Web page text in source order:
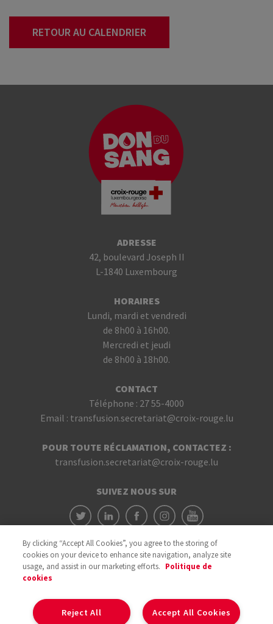
RETOUR AU CALENDRIER
ADRESSE
42, boulevard Joseph II
L-1840 Luxembourg
HORAIRES
Lundi, mardi et vendredi
de 8h00 à 16h00.
Mercredi et jeudi
de 8h00 à 18h00.
CONTACT
Téléphone : 27 55-4000
Email : transfusion.secretariat@croix-rouge.lu
POUR TOUTE RÉCLAMATION, CONTACTEZ :
transfusion.secretariat@croix-rouge.lu
SUIVEZ NOUS SUR
By clicking “Accept All Cookies”, you agree to the storing of
cookies on your device to enhance site navigation, analyze site
usage, and assist in our marketing efforts. Politique de
cookies
Accept All Cookies
Reject All